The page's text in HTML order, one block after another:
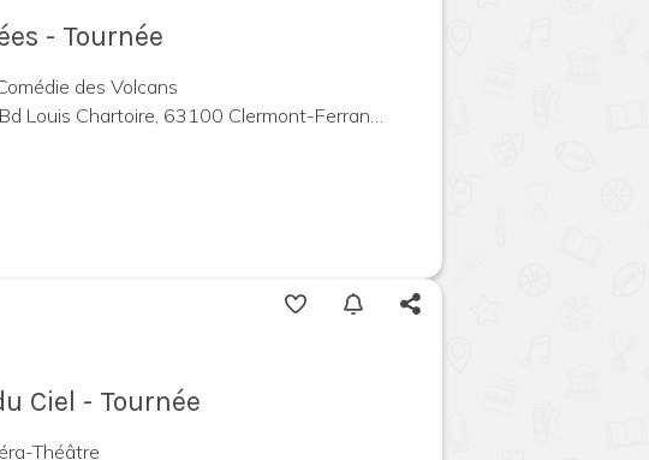
- Tournée
des Volcans
Louis Chartoire, 63100 Clermont-Ferrand, France
Ciel - Tournée
Théâtre